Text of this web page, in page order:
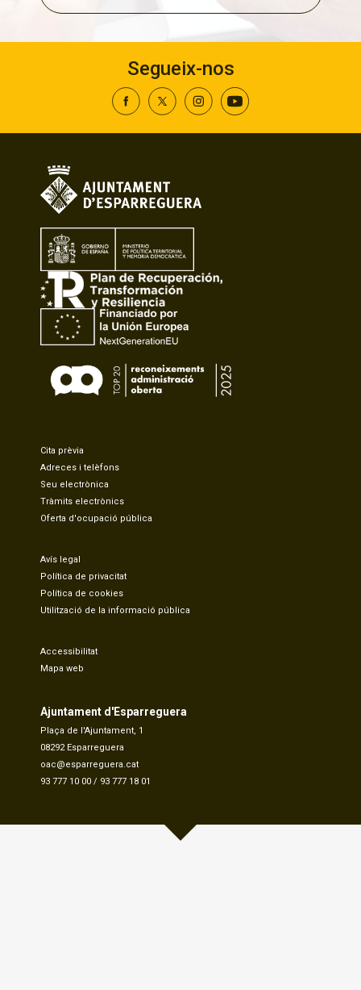
Segueix-nos
Cita prèvia
Adreces i telèfons
Seu electrònica
Tràmits electrònics
Oferta d'ocupació pública
Avís legal
Política de privacitat
Política de cookies
Utilització de la informació pública
Accessibilitat
Mapa web
Ajuntament d'Esparreguera
Plaça de l'Ajuntament, 1
08292 Esparreguera
oac@esparreguera.cat
93 777 10 00 / 93 777 18 01